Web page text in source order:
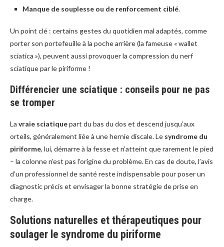
Manque de souplesse ou de renforcement ciblé.
Un point clé : certains gestes du quotidien mal adaptés, comme
porter son portefeuille à la poche arrière (la fameuse « wallet
sciatica »), peuvent aussi provoquer la compression du nerf
sciatique par le piriforme !
Différencier une sciatique : conseils pour ne pas
se tromper
La vraie sciatiquepart du bas du dos et descend jusqu’aux
orteils, généralement liée à une hernie discale. Le syndrome du
piriforme, lui, démarre à la fesse et n’atteint que rarement le pied
– la colonne n’est pas l’origine du problème. En cas de doute, l’avis
d’un professionnel de santé reste indispensable pour poser un
diagnostic précis et envisager la bonne stratégie de prise en
charge.
Solutions naturelles et thérapeutiques pour
soulager le syndrome du piriforme